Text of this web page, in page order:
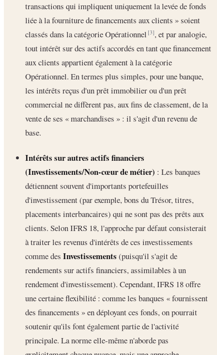
transactions qui impliquent uniquement la levée de fonds
liée à la fourniture de financements aux clients » soient
classés dans la catégorie Opérationnel[3], et par analogie,
tout intérêt sur des actifs accordés en tant que financement
aux clients appartient également à la catégorie
Opérationnel. En termes plus simples, pour une banque,
les intérêts reçus d'un prêt immobilier ou d'un prêt
commercial ne diffèrent pas, aux fins de classement, de la
vente de ses « marchandises » : il s'agit d'un revenu de
base.
Intérêts sur autres actifs financiers
(Investissements/Non-cœur de métier) : Les banques
détiennent souvent d'importants portefeuilles
d'investissement (par exemple, bons du Trésor, titres,
placements interbancaires) qui ne sont pas des prêts aux
clients. Selon IFRS 18, l'approche par défaut consisterait
à traiter les revenus d'intérêts de ces investissements
comme des Investissements (puisqu'il s'agit de
rendements sur actifs financiers, assimilables à un
rendement d'investissement). Cependant, IFRS 18 offre
une certaine flexibilité : comme les banques « fournissent
des financements » en déployant ces fonds, on pourrait
soutenir qu'ils font également partie de l'activité
principale. La norme elle-même n'aborde pas